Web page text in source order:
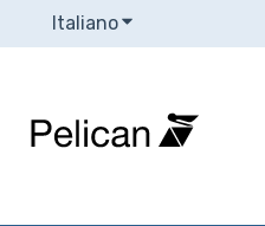
ItalianoMostra